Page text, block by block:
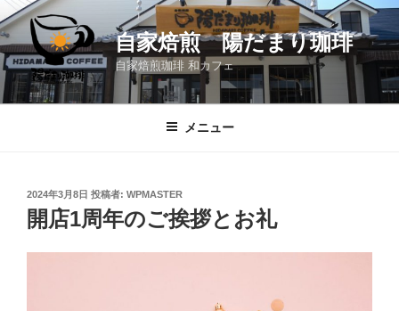
ン
テ
ン
ツ
自家焙煎 陽だまり珈琲
自家焙煎珈琲 和カフェ
メニュー
投
稿
日:
2024年3月8日 投稿者: WPMASTER
開店1周年のご挨拶とお礼